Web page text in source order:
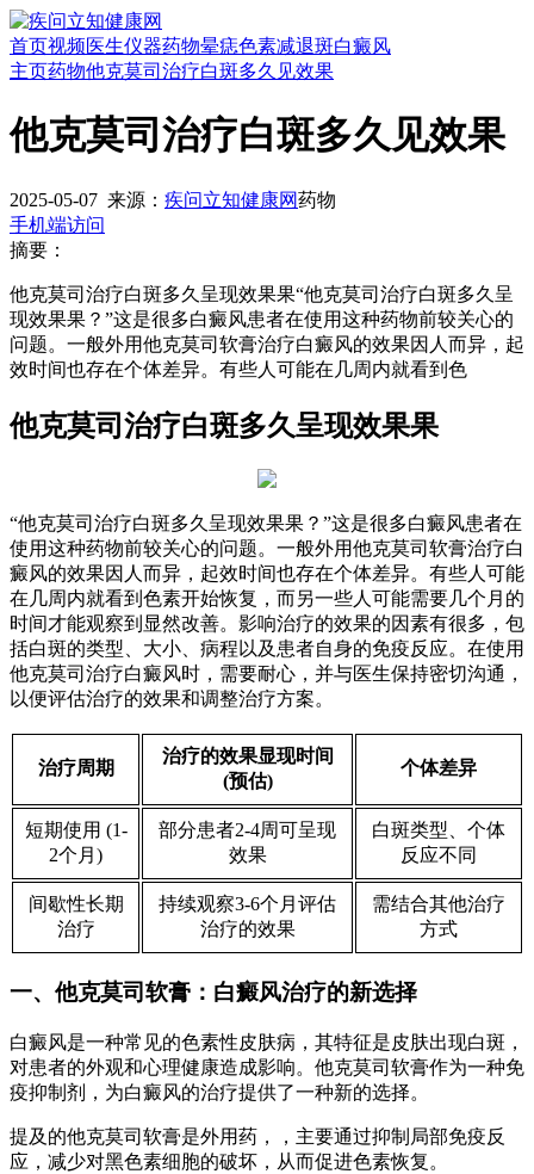
首页视频医生仪器药物晕痣色素减退斑白癜风
主页药物他克莫司治疗白斑多久见效果
他克莫司治疗白斑多久见效果
2025-05-07 来源： 疾问立知健康网药物
手机端访问
摘要：
他克莫司治疗白斑多久呈现效果果“他克莫司治疗白斑多久呈
现效果果？”这是很多白癜风患者在使用这种药物前较关心的
问题。一般外用他克莫司软膏治疗白癜风的效果因人而异，起
效时间也存在个体差异。有些人可能在几周内就看到色
他克莫司治疗白斑多久呈现效果果
“他克莫司治疗白斑多久呈现效果果？”这是很多白癜风患者在
使用这种药物前较关心的问题。一般外用他克莫司软膏治疗白
癜风的效果因人而异，起效时间也存在个体差异。有些人可能
在几周内就看到色素开始恢复，而另一些人可能需要几个月的
时间才能观察到显然改善。影响治疗的效果的因素有很多，包
括白斑的类型、大小、病程以及患者自身的免疫反应。在使用
他克莫司治疗白癜风时，需要耐心，并与医生保持密切沟通，
以便评估治疗的效果和调整治疗方案。
治疗周期
治疗的效果显现时间
(预估)
个体差异
短期使用 (1-
2个月)
部分患者2-4周可呈现
效果
白斑类型、个体
反应不同
间歇性长期
治疗
持续观察3-6个月评估
治疗的效果
需结合其他治疗
方式
一、他克莫司软膏：白癜风治疗的新选择
白癜风是一种常见的色素性皮肤病，其特征是皮肤出现白斑，
对患者的外观和心理健康造成影响。他克莫司软膏作为一种免
疫抑制剂，为白癜风的治疗提供了一种新的选择。
提及的他克莫司软膏是外用药，，主要通过抑制局部免疫反
应，减少对黑色素细胞的破坏，从而促进色素恢复。